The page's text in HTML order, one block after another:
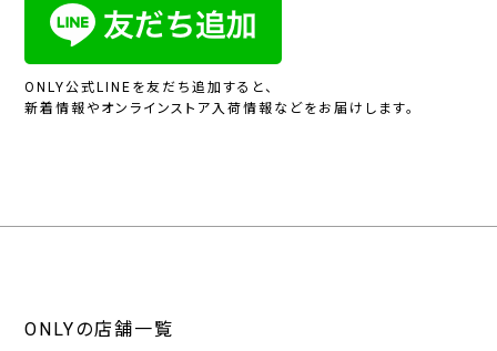
ONLY公式LINEを友だち追加すると、
新着情報やオンラインストア入荷情報などをお届けします。
ONLYの店舗一覧